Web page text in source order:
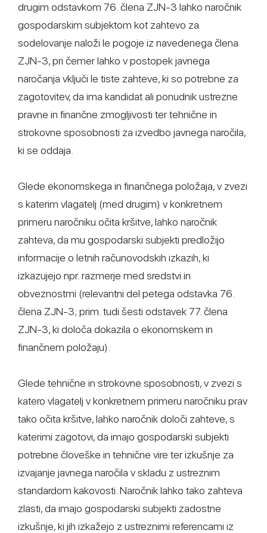
drugim odstavkom 76. člena ZJN-3 lahko naročnik
gospodarskim subjektom kot zahtevo za
sodelovanje naloži le pogoje iz navedenega člena
ZJN-3, pri čemer lahko v postopek javnega
naročanja vključi le tiste zahteve, ki so potrebne za
zagotovitev, da ima kandidat ali ponudnik ustrezne
pravne in finančne zmogljivosti ter tehnične in
strokovne sposobnosti za izvedbo javnega naročila,
ki se oddaja.
Glede ekonomskega in finančnega položaja, v zvezi
s katerim vlagatelj (med drugim) v konkretnem
primeru naročniku očita kršitve, lahko naročnik
zahteva, da mu gospodarski subjekti predložijo
informacije o letnih računovodskih izkazih, ki
izkazujejo npr. razmerje med sredstvi in
obveznostmi (relevantni del petega odstavka 76.
člena ZJN-3; prim. tudi šesti odstavek 77. člena
ZJN-3, ki določa dokazila o ekonomskem in
finančnem položaju).
Glede tehnične in strokovne sposobnosti, v zvezi s
katero vlagatelj v konkretnem primeru naročniku prav
tako očita kršitve, lahko naročnik določi zahteve, s
katerimi zagotovi, da imajo gospodarski subjekti
potrebne človeške in tehnične vire ter izkušnje za
izvajanje javnega naročila v skladu z ustreznim
standardom kakovosti. Naročnik lahko tako zahteva
zlasti, da imajo gospodarski subjekti zadostne
izkušnje, ki jih izkažejo z ustreznimi referencami iz